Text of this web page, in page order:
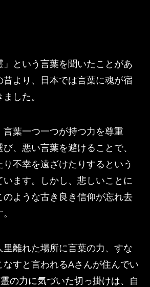
」という言葉を聞いたことがあ
昔より、日本では言葉に魂が宿
した。
言葉一つ一つが持つ力を尊重
、悪い言葉を避けることで、
不幸を遠ざけたりするという
います。しかし、悲しいことに
のような古き良き信仰が忘れ去
里離れた場所に言葉の力、すな
なすと言われるAさんが住んでい
の力に気づいた切っ掛けは、自